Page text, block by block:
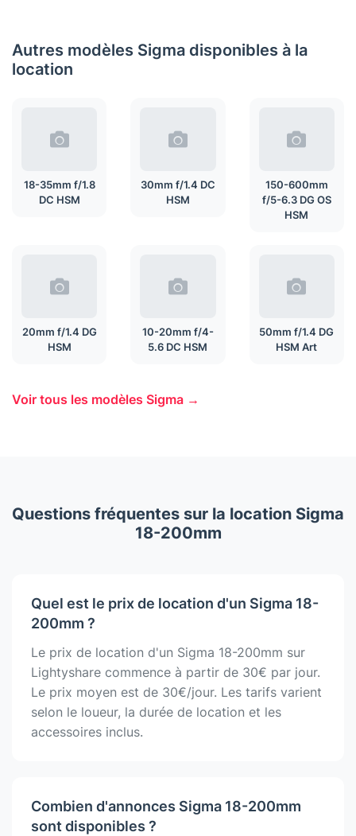
Autres modèles Sigma disponibles à la
location
18-35mm f/1.8
DC HSM
30mm f/1.4 DC
HSM
150-600mm
f/5-6.3 DG OS
HSM
20mm f/1.4 DG
HSM
10-20mm f/4-
5.6 DC HSM
50mm f/1.4 DG
HSM Art
Voir tous les modèles Sigma →
Questions fréquentes sur la location Sigma
18-200mm
Quel est le prix de location d'un Sigma 18-
200mm ?
Le prix de location d'un Sigma 18-200mm sur
Lightyshare commence à partir de 30€ par jour.
Le prix moyen est de 30€/jour. Les tarifs varient
selon le loueur, la durée de location et les
accessoires inclus.
Combien d'annonces Sigma 18-200mm
sont disponibles ?